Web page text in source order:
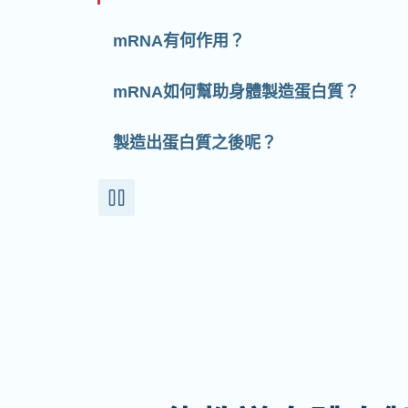
mRNA有何作用？
mRNA如何幫助身體製造蛋白質？
製造出蛋白質之後呢？